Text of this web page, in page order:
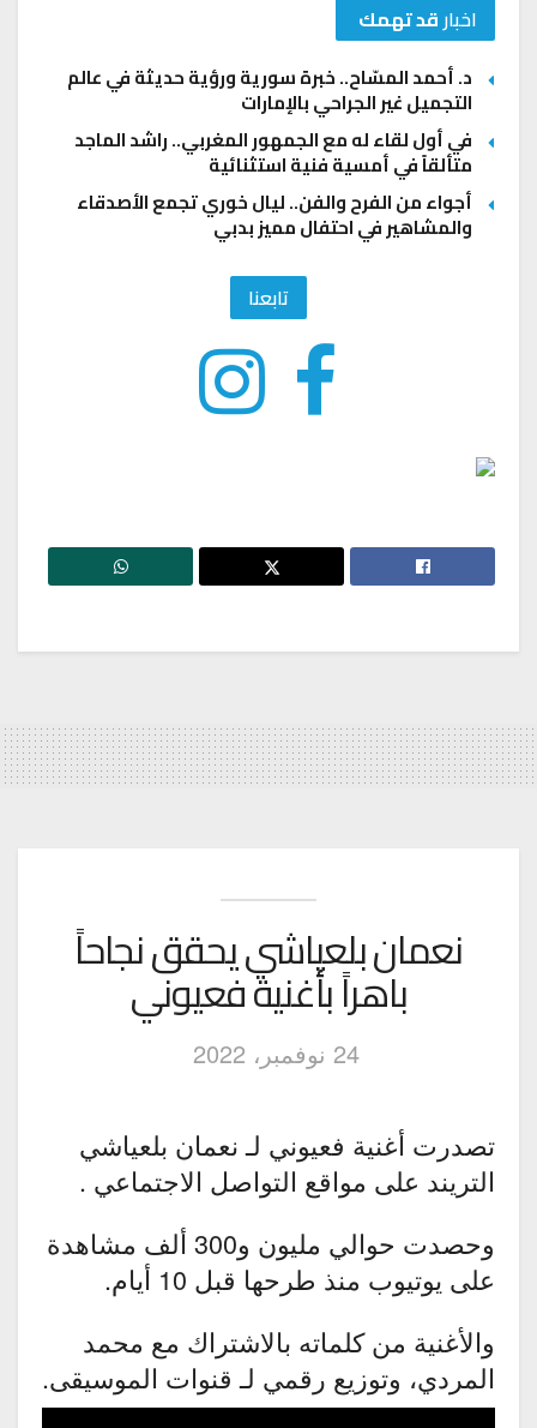
اخبارقد تهمك
د. أحمد المسّاح.. خبرة سورية ورؤية حديثة في عالم
التجميل غير الجراحي بالإمارات
في أول لقاء له مع الجمهور المغربي.. راشد الماجد
متألقاً في أمسية فنية استثنائية
أجواء من الفرح والفن.. ليال خوري تجمع الأصدقاء
والمشاهير في احتفال مميز بدبي
تابعنا
نعمان بلعياشي يحقق نجاحاً
باهراً بأغنية فعيوني
24 نوفمبر، 2022
تصدرت أغنية فعيوني لـ نعمان بلعياشي
التريند على مواقع التواصل الاجتماعي .
وحصدت حوالي مليون و300 ألف مشاهدة
على يوتيوب منذ طرحها قبل 10 أيام.
والأغنية من كلماته بالاشتراك مع محمد
المردي، وتوزيع رقمي لـ قنوات الموسيقى.